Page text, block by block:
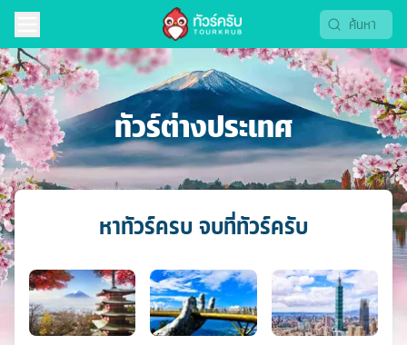
ทัวร์ต่างประเทศ
หาทัวร์ครบ จบที่ทัวร์ครับ